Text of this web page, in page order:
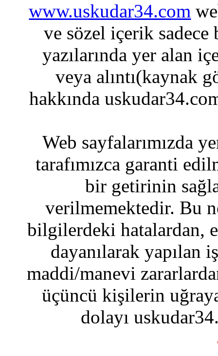
www.uskudar34.com
ve sözel içerik sadece
yazılarında yer alan
veya alıntı(kaynak
hakkında
Web sayfalarımızda
tarafımızca garanti
bir getirinin
verilmemektedir. Bu
bilgilerdeki hatalardan,
dayanılarak yapılan
maddi/manevi
üçüncü kişilerin
dolayı